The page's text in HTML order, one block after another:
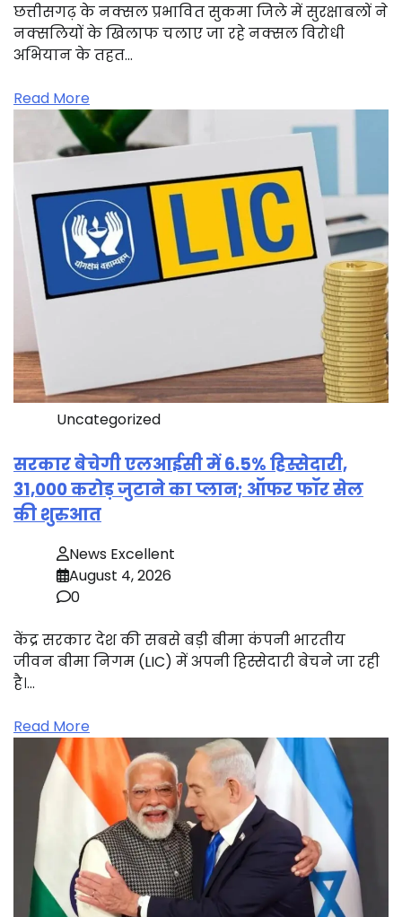
छत्तीसगढ़ के नक्सल प्रभावित सुकमा जिले में सुरक्षाबलों ने
नक्सलियों के खिलाफ चलाए जा रहे नक्सल विरोधी
अभियान के तहत…
Read More
Uncategorized
सरकार बेचेगी एलआईसी में 6.5% हिस्सेदारी,
31,000 करोड़ जुटाने का प्लान; ऑफर फॉर सेल
की शुरुआत
News Excellent
August 4, 2026
0
केंद्र सरकार देश की सबसे बड़ी बीमा कंपनी भारतीय
जीवन बीमा निगम (LIC) में अपनी हिस्सेदारी बेचने जा रही
है।…
Read More